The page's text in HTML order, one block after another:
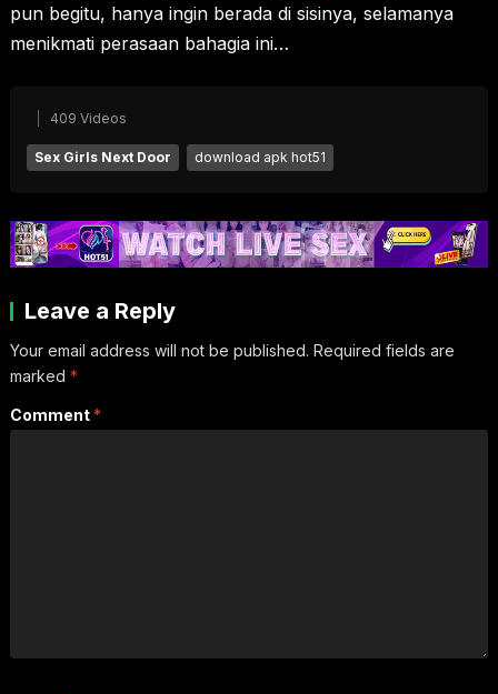
pun begitu, hanya ingin berada di sisinya, selamanya
menikmati perasaan bahagia ini…
409 Videos
Sex Girls Next Door download apk hot51
Leave a Reply
Your email address will not be published. Required fields are
marked *
Comment *